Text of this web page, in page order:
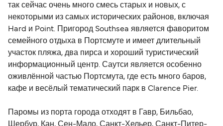
так сейчас очень много смесь старых и новых, с
некоторыми из самых исторических районов, включая
Hard и Point. Пригород Southsea является фаворитом
семейного отдыха в Портсмуте и имеет длительный
участок пляжа, два пирса и хороший туристический
информационный центр. Саутси является особенно
оживлённой частью Портсмута, где есть много баров,
кафе и весёлый тематический парк в Clarence Pier.
Паромы из порта города отходят в Гавр, Бильбао,
Шербур, Кан, Сен-Мало, Санкт-Хельер, Санкт-Питер-